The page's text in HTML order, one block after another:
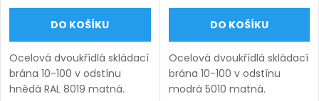
DO KOŠÍKU
Ocelová dvoukřídlá skládací
brána 10-100 v odstínu
hnědá RAL 8019 matná.
DO KOŠÍKU
Ocelová dvoukřídlá skládací
brána 10-100 v odstínu
modrá 5010 matná.